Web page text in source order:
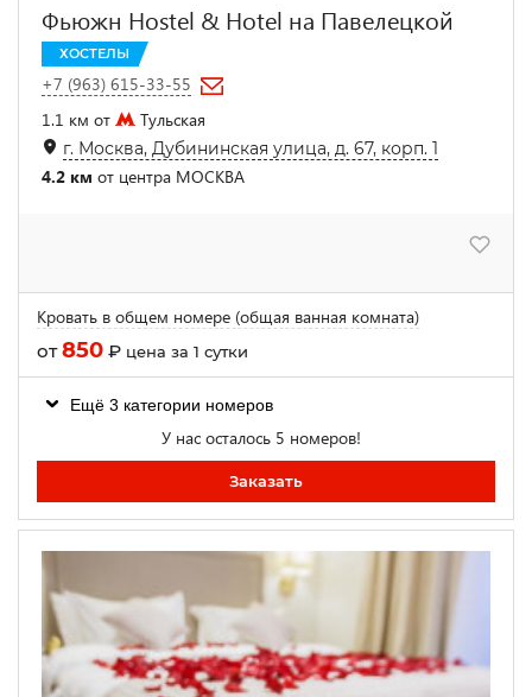
Фьюжн Hostel & Hotel на Павелецкой
ХОСТЕЛЫ
+7 (963) 615-33-55
1.1 км от
Тульская
г. Москва, Дубининская улица, д. 67, корп. 1
4.2 км от центра МОСКВА
Кровать в общем номере (общая ванная комната)
от850 ₽ цена за 1 сутки
Ещё 3 категории номеров
У нас осталось 5 номеров!
Заказать